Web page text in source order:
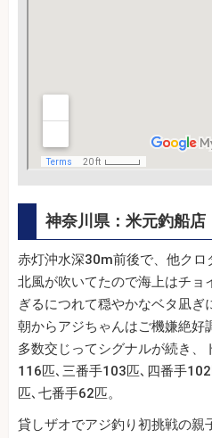
神奈川県：米元釣船店
赤灯沖水深30m前後で、他クロ
北風が吹いてたので海上はチョ
ぎるにつれて穏やかなベタ凪ぎ
朝からアジちゃんはご機嫌絶
多数交じってシグナルが続き
116匹､三番手103匹､四番手
匹､七番手62匹。
貸しザオでアジ釣り初挑戦の親